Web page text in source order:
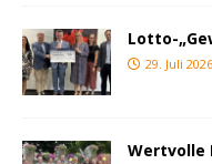
Lotto-
29. Juli 2026
Wertvolle